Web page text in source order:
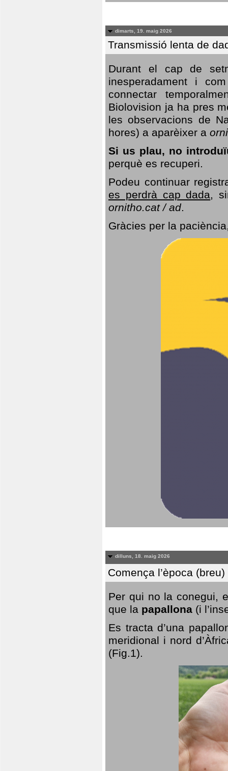
dimarts, 19. maig 2026
Transmissió lenta de
Durant el cap de
inesperadament i
connectar
Biolovision ja ha pres
les observacions de
hores) a aparèixer a
Si us plau, no
perquè es recuperi.
Podeu continuar
es perdrà cap dada,
ornitho.cat / ad.
Gràcies per la
dilluns, 18. maig 2026
Comença l’època
Per qui no la conegui,
que la papallona (i
Es tracta d’una
meridional i nord
(Fig.1).